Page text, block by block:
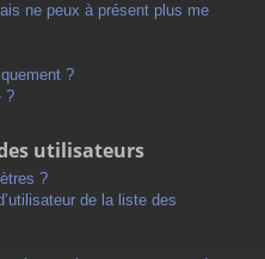
ne peux à présent plus me
?
?
utilisateurs
?
de la liste des